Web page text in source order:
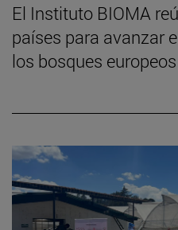
El Instituto BIOMA
países para avanzar
los bosques europeos